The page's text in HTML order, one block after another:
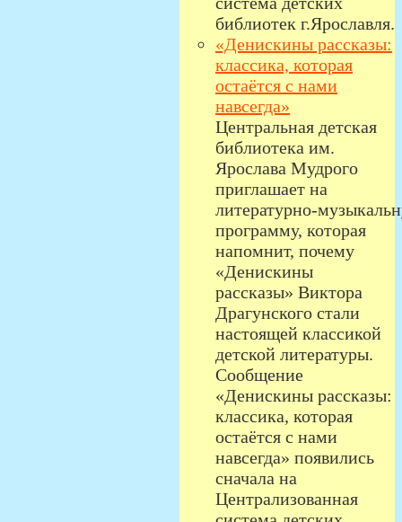
библиотек г.Ярославля.
«Денискины рассказы:
классика, которая
остаётся с нами
навсегда»
Центральная детская
библиотека им.
Ярослава Мудрого
приглашает на
программу, которая
напомнит, почему
«Денискины
рассказы» Виктора
Драгунского стали
настоящей классикой
детской литературы.
Сообщение
«Денискины рассказы:
классика, которая
остаётся с нами
навсегда» появились
сначала на
Централизованная